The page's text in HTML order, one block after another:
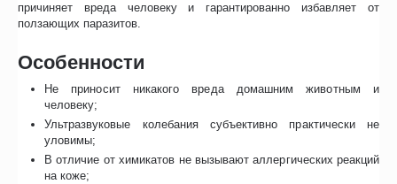
причиняет вреда человеку и гарантированно избавляет от
ползающих паразитов.
Особенности
Не приносит никакого вреда домашним животным и
человеку;
Ультразвуковые колебания субъективно практически не
уловимы;
В отличие от химикатов не вызывают аллергических реакций
на коже;